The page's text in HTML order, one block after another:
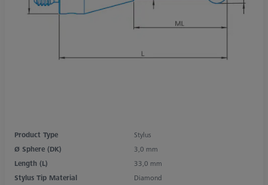
Product Type
Stylus
Ø Sphere (DK)
3,0 mm
Length (L)
33,0 mm
Stylus Tip Material
Diamond